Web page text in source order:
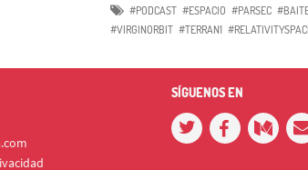
#PODCAST #ESPACIO #PARSEC
#VIRGINORBIT #TERRAN1
SÍGUENOS EN